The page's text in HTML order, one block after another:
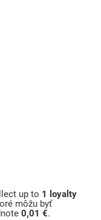
up to 1
loyalty
môžu byť
0,01 €.